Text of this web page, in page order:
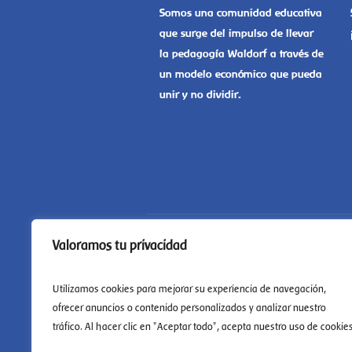
Valoramos tu privacidad
Utilizamos cookies para mejorar su experiencia de navegación,
ofrecer anuncios o contenido personalizados y analizar nuestro
tráfico. Al hacer clic en "Aceptar todo", acepta nuestro uso de
Somos una comunidad educativa
que surge del impulso de llevar
la pedagogía Waldorf a través de
un modelo económico que pueda
unir y no dividir.